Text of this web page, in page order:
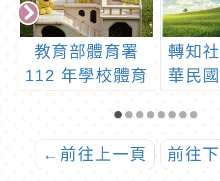
育部體育署
年學校體育
實施計畫
轉知社團法
華民國荒野
愛水資源
得住」一案
如說明，
← 前往上一頁 前往